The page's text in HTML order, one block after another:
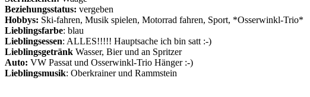
Beziehungsstatus: vergeben
Hobbys: Ski-fahren, Musik spielen, Motorrad fahren, Sport, *Osserwinkl-Trio*
Lieblingsfarbe: blau
Lieblingsessen: ALLES!!!!! Hauptsache ich bin satt :-)
Lieblingsgetränk Wasser, Bier und an Spritzer
Auto: VW Passat und Osserwinkl-Trio Hänger :-)
Lieblingsmusik: Oberkrainer und Rammstein